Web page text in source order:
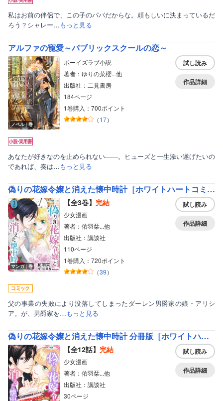
私はお前の伴侶で、この子のパパだからな。頼もしいに決まっているだ
ろう？シャレー…もっと見る
アルファの寵愛～パブリックスクールの恋～
ノベル｜巻
ボーイズラブ小説
著者：ゆりの菜櫻...他
出版社：二見書房
184ページ
1巻購入：700ポイント
（17）
試し読み
作品詳細
あなたが好きなのを止められない――。ヒューズと一生添い遂げたいの
であれば、奏は…もっと見る
偽りの花嫁令嬢と消えた懐中時計［ホワイトハートコミック］
マンガ｜巻
【全3巻】 完結
少女漫画
著者：佑羽栞...他
出版社：講談社
110ページ
1巻購入：720ポイント
（39）
試し読み
作品詳細
父の事業の失敗により没落してしまったダーレン男爵家の娘・アリシ
ア。が、男爵家を…もっと見る
偽りの花嫁令嬢と消えた懐中時計 分冊版［ホワイトハートコミック］
【全12話】 完結
少女漫画
著者：佑羽栞...他
出版社：講談社
30ページ
試し読み
作品詳細